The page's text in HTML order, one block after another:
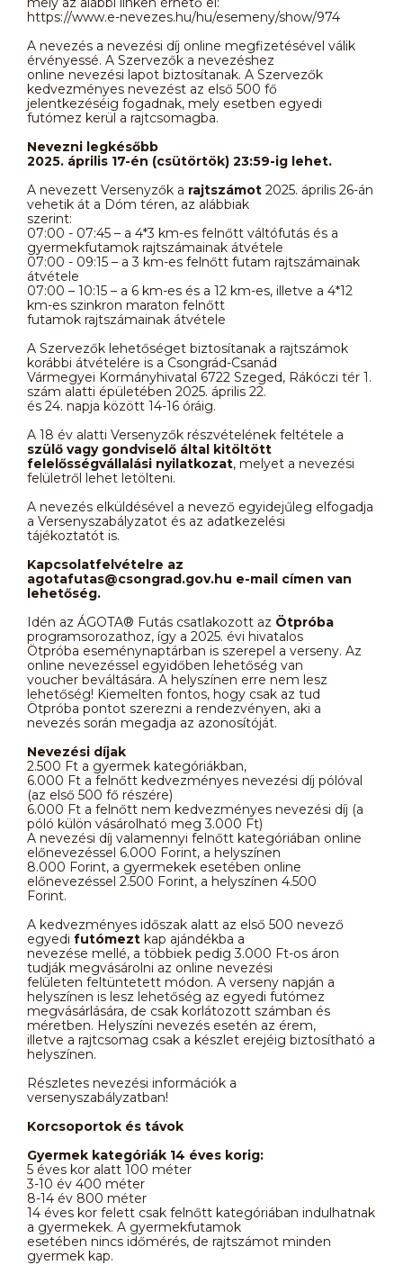
https://www.e-nevezes.hu/hu/esemeny/show/974
A nevezés a nevezési díj online megfizetésével válik
érvényessé. A Szervezők a nevezéshez
online nevezési lapot biztosítanak. A Szervezők
kedvezményes nevezést az első 500 fő
jelentkezéséig fogadnak, mely esetben egyedi
futómez kerül a rajtcsomagba.
Nevezni legkésőbb
2025. április 17-én (csütörtök) 23:59-ig lehet.
A nevezett Versenyzők a rajtszámot 2025. április 26-án
vehetik át a Dóm téren, az alábbiak
szerint:
07:00 - 07:45 – a 4*3 km-es felnőtt váltófutás és a
gyermekfutamok rajtszámainak átvétele
07:00 - 09:15 – a 3 km-es felnőtt futam rajtszámainak
átvétele
07:00 – 10:15 – a 6 km-es és a 12 km-es, illetve a 4*12
km-es szinkron maraton felnőtt
futamok rajtszámainak átvétele
A Szervezők lehetőséget biztosítanak a rajtszámok
korábbi átvételére is a Csongrád-Csanád
Vármegyei Kormányhivatal 6722 Szeged, Rákóczi tér 1.
szám alatti épületében 2025. április 22.
és 24. napja között 14-16 óráig.
A 18 év alatti Versenyzők részvételének feltétele a
szülő vagy gondviselő által kitöltött
felelősségvállalási nyilatkozat, melyet a nevezési
felületről lehet letölteni.
A nevezés elküldésével a nevező egyidejűleg elfogadja
a Versenyszabályzatot és az adatkezelési
tájékoztatót is.
Kapcsolatfelvételre az
agotafutas@csongrad.gov.hu e-mail címen van
lehetőség.
Idén az ÁGOTA® Futás csatlakozott az Ötpróba
programsorozathoz, így a 2025. évi hivatalos
Ötpróba eseménynaptárban is szerepel a verseny. Az
online nevezéssel egyidőben lehetőség van
voucher beváltására. A helyszínen erre nem lesz
lehetőség! Kiemelten fontos, hogy csak az tud
Ötpróba pontot szerezni a rendezvényen, aki a
nevezés során megadja az azonosítóját.
Nevezési díjak
2.500 Ft a gyermek kategóriákban,
6.000 Ft a felnőtt kedvezményes nevezési díj pólóval
(az első 500 fő részére)
6.000 Ft a felnőtt nem kedvezményes nevezési díj (a
póló külön vásárolható meg 3.000 Ft)
A nevezési díj valamennyi felnőtt kategóriában online
előnevezéssel 6.000 Forint, a helyszínen
8.000 Forint, a gyermekek esetében online
előnevezéssel 2.500 Forint, a helyszínen 4.500
Forint.
A kedvezményes időszak alatt az első 500 nevező
egyedi futómezt kap ajándékba a
nevezése mellé, a többiek pedig 3.000 Ft-os áron
tudják megvásárolni az online nevezési
felületen feltüntetett módon. A verseny napján a
helyszínen is lesz lehetőség az egyedi futómez
megvásárlására, de csak korlátozott számban és
méretben. Helyszíni nevezés esetén az érem,
illetve a rajtcsomag csak a készlet erejéig biztosítható a
helyszínen.
Részletes nevezési információk a
versenyszabályzatban!
Korcsoportok és távok
Gyermek kategóriák 14 éves korig:
5 éves kor alatt 100 méter
3-10 év 400 méter
8-14 év 800 méter
14 éves kor felett csak felnőtt kategóriában indulhatnak
a gyermekek. A gyermekfutamok
esetében nincs időmérés, de rajtszámot minden
gyermek kap.